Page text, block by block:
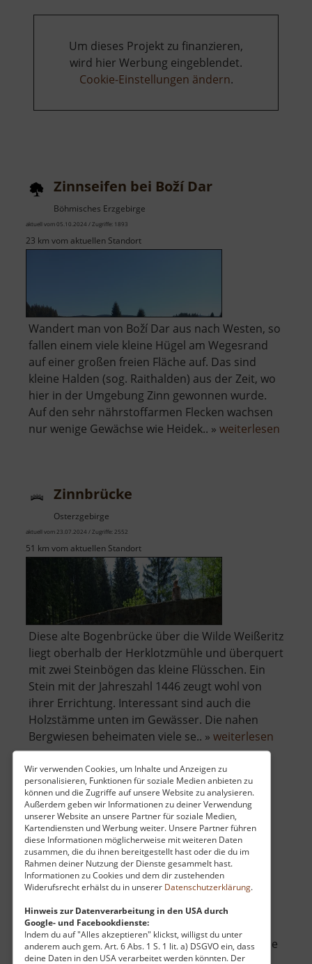
Wir verwenden Cookies, um Inhalte und Anzeigen zu
personalisieren, Funktionen für soziale Medien anbieten zu
können und die Zugriffe auf unsere Website zu analysieren.
Außerdem geben wir Informationen zu deiner Verwendung
unserer Website an unsere Partner für soziale Medien,
Kartendiensten und Werbung weiter. Unsere Partner führen
diese Informationen möglicherweise mit weiteren Daten
zusammen, die du ihnen bereitgestellt hast oder die du im
Rahmen deiner Nutzung der Dienste gesammelt hast.
Informationen zu Cookies und dem dir zustehenden
Widerufsrecht erhälst du in unserer Datenschutzerklärung.
Hinweis zur Datenverarbeitung in den USA durch
Google- und Facebookdienste:
Indem du auf "Alles akzeptieren" klickst, willigst du unter
anderem auch gem. Art. 6 Abs. 1 S. 1 lit. a) DSGVO ein, dass
deine Daten in den USA verarbeitet werden könnten. Der
Um dieses Projekt zu finanzieren,
wird hier Werbung eingeblendet.
Cookie-Einstellungen ändern.
Zinnseifen bei Boží Dar
Böhmisches Erzgebirge
aktuell vom 05.10.2024 / Zugriffe: 1893
23 km vom aktuellen Standort
Wandert man von Boží Dar aus nach Westen, so
fallen einem viele kleine Hügel am Wegesrand
auf einer großen freien Fläche auf. Das sind
kleine Halden (sog. Raithalden) aus der Zeit, wo
hier in der Umgebung Zinn gewonnen wurde.
Auf den sehr nährstoffarmen Flecken wachsen
nur wenige Gewächse wie Heidek.. » weiterlesen
Zinnbrücke
Osterzgebirge
aktuell vom 23.07.2024 / Zugriffe: 2552
51 km vom aktuellen Standort
Diese alte Bogenbrücke über die Wilde Weißeritz
liegt oberhalb der Herklotzmühle und überquert
mit zwei Steinbögen das kleine Flüsschen. Ein
Stein mit der Jahreszahl 1446 zeugt wohl von
ihrer Errichtung. Interessant sind auch die
Holzstämme unten im Gewässer. Die nahen
Bergwiesen beheimaten viele se.. » weiterlesen
Zinnbergwerk Sauersack
Cínový důl Rolava / Böhmisches Erzgebirge
aktuell vom 07.06.2026 / Zugriffe: 23986
35 km vom aktuellen Standort
So richtig abgelegen und geheimnisvoll sind die
Ruinen der ehemaligen Erzwäsche zwischen